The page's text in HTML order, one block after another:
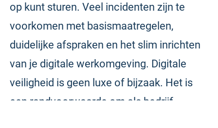
op kunt sturen. Veel incidenten zijn te
voorkomen met basismaatregelen,
duidelijke afspraken en het slim inrichten
van je digitale werkomgeving. Digitale
veiligheid is geen luxe of bijzaak. Het is
een randvoorwaarde om als bedrijf